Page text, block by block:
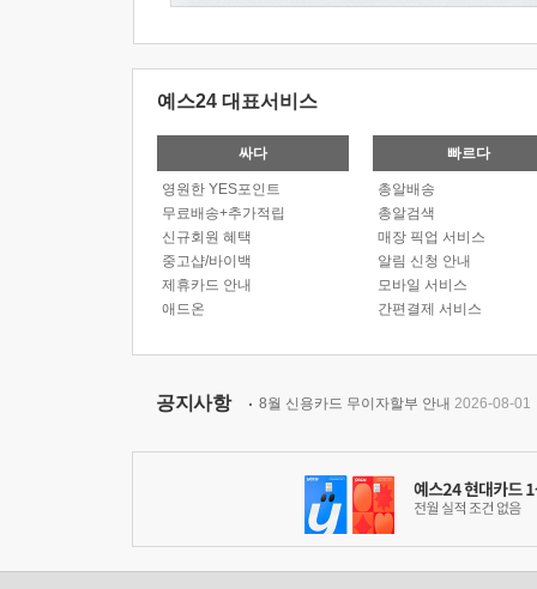
예스24 대표서비스
싸다
영원한 YES포인트
무료배송+추가적립
신규회원 혜택
중고샵/바이백
제휴카드 안내
애드온
빠르다
총알배송
총알검색
매장 픽업 서비스
알림 신청 안내
모바일 서비스
간편결제 서비스
공지사항 8월 신용카드 무이자할부 안내 2026-08-01